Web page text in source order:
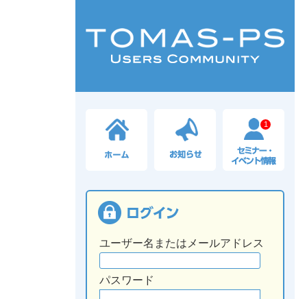
1
ユーザー名またはメールアドレス
パスワード